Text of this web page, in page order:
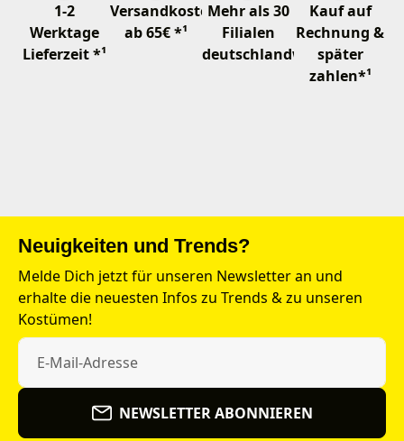
1-2
Werktage
Lieferzeit *¹
Versandkostenfrei
ab 65€ *¹
Mehr als 30
Filialen
deutschlandweit
Kauf auf
Rechnung &
später
zahlen*¹
Neuigkeiten und Trends?
Melde Dich jetzt für unseren Newsletter an und
erhalte die neuesten Infos zu Trends & zu unseren
Kostümen!
NEWSLETTER ABONNIEREN